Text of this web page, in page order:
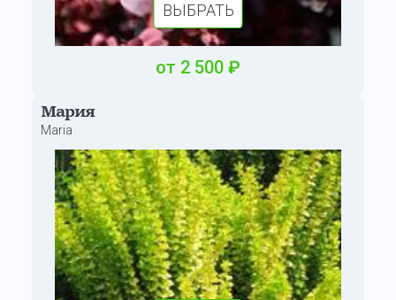
ВЫБРАТЬ
от 2 500 ₽
Мария
Maria